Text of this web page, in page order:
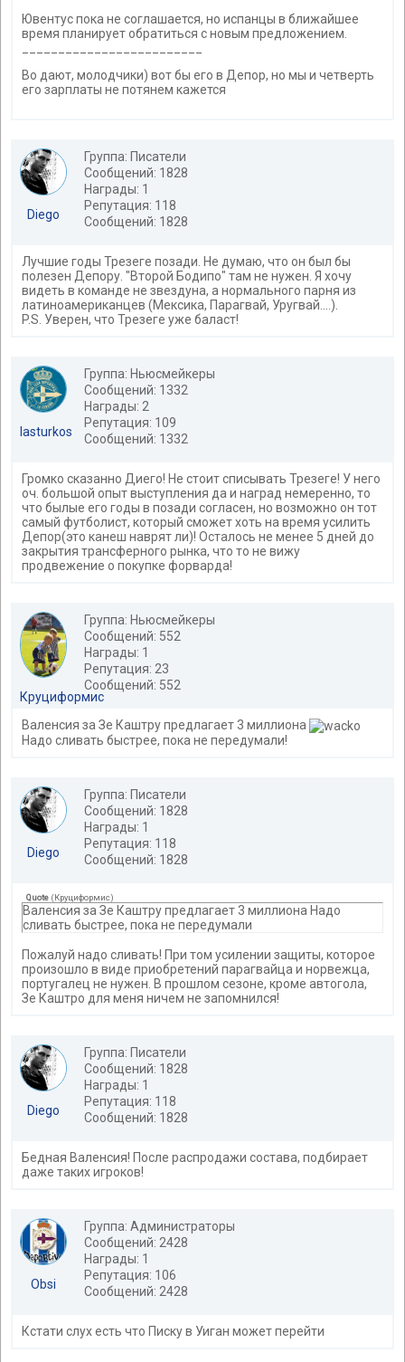
Ювентус пока не соглашается, но испанцы в ближайшее
время планирует обратиться с новым предложением.
Во дают, молодчики) вот бы его в Депор, но мы и четверть
его зарплаты не потянем кажется
Diego
Группа: Писатели
Сообщений: 1828
Награды: 1
Репутация: 118
Сообщений: 1828
Лучшие годы Трезеге позади. Не думаю, что он был бы
полезен Депору. "Второй Бодипо" там не нужен. Я хочу
видеть в команде не звездуна, а нормального парня из
латиноамериканцев (Мексика, Парагвай, Уругвай....).
P.S. Уверен, что Трезеге уже баласт!
lasturkos
Группа: Ньюсмейкеры
Сообщений: 1332
Награды: 2
Репутация: 109
Сообщений: 1332
Громко сказанно Диего! Не стоит списывать Трезеге! У него
оч. большой опыт выступления да и наград немеренно, то
что былые его годы в позади согласен, но возможно он тот
самый футболист, который сможет хоть на время усилить
Депор(это канеш наврят ли)! Осталось не менее 5 дней до
закрытия трансферного рынка, что то не вижу
продвежение о покупке форварда!
Круциформис
Группа: Ньюсмейкеры
Сообщений: 552
Награды: 1
Репутация: 23
Сообщений: 552
Валенсия за Зе Каштру предлагает 3 миллиона
Надо сливать быстрее, пока не передумали!
Diego
Группа: Писатели
Сообщений: 1828
Награды: 1
Репутация: 118
Сообщений: 1828
Quote (Круциформис)
Валенсия за Зе Каштру предлагает 3 миллиона Надо
сливать быстрее, пока не передумали
Пожалуй надо сливать! При том усилении защиты, которое
произошло в виде приобретений парагвайца и норвежца,
португалец не нужен. В прошлом сезоне, кроме автогола,
Зе Каштро для меня ничем не запомнился!
Diego
Группа: Писатели
Сообщений: 1828
Награды: 1
Репутация: 118
Сообщений: 1828
Бедная Валенсия! После распродажи состава, подбирает
даже таких игроков!
Obsi
Группа: Администраторы
Сообщений: 2428
Награды: 1
Репутация: 106
Сообщений: 2428
Кстати слух есть что Писку в Уиган может перейти